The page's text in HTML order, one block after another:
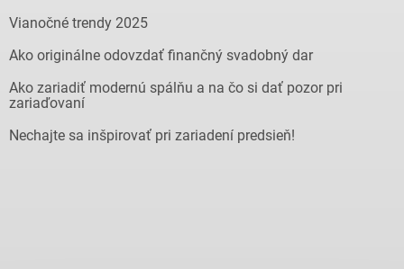
Vianočné trendy 2025
Ako originálne odovzdať finančný svadobný dar
Ako zariadiť modernú spálňu a na čo si dať pozor pri
zariaďovaní
Nechajte sa inšpirovať pri zariadení predsieň!